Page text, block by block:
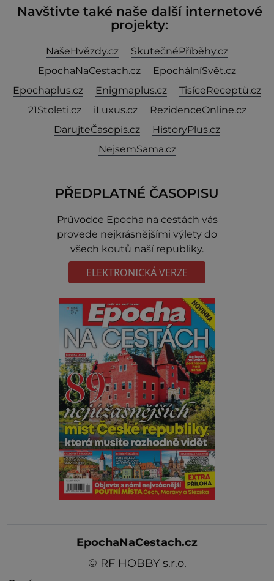
Navštivte také naše další internetové
projekty:
NašeHvězdy.cz
SkutečnéPříběhy.cz
EpochaNaCestach.cz
EpochálníSvět.cz
Epochaplus.cz
Enigmaplus.cz
TisíceReceptů.cz
21Stoleti.cz
iLuxus.cz
RezidenceOnline.cz
DarujteČasopis.cz
HistoryPlus.cz
NejsemSama.cz
PŘEDPLATNÉ ČASOPISU
Prúvodce Epocha na cestách vás
provede nejkrásnějšími výlety do
všech koutů naší republiky.
ELEKTRONICKÁ VERZE
EpochaNaCestach.cz
© RF HOBBY s.r.o.